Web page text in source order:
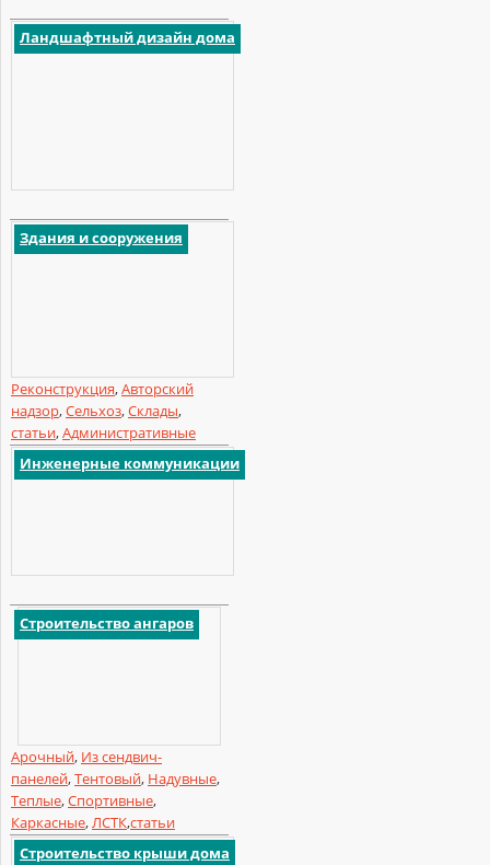
Ландшафтный дизайн дома
Здания и сооружения
Реконструкция,Авторский
надзор,Сельхоз,Склады,
статьи,Административные
Инженерные коммуникации
Строительство ангаров
Арочный, Из сендвич-
панелей,Тентовый, Надувные,
Теплые,Спортивные,
Каркасные,ЛСТК,статьи
Строительство крыши дома